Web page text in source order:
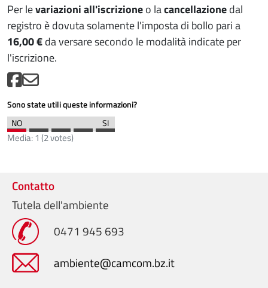
Per levariazioni all'iscrizioneo lacancellazionedal
registro è dovuta solamente l'imposta di bollo pari a
16,00 €da versare secondo le modalità indicate per
l'iscrizione.
Sono state utili queste informazioni?
Media:1 (2votes)
Contatto
Tutela dell'ambiente
0471 945 693
ambiente@camcom.bz.it